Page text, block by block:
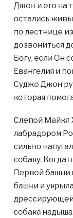
Джон и его на
остались живы
по лестнице
дозвониться
Богу, если Он
Евангелия и
Суджо Джон
которая
Слепой Майкл
лабрадором
сильно
собаку. Когда
Первой башни
башни и
дрессирующей
собака